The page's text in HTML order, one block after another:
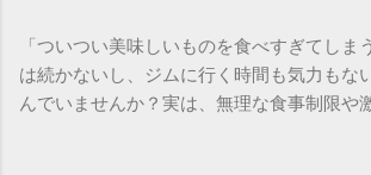
「ついつい美味しいものを食べすぎてしま
は続かないし、ジムに行く時間も気力もな
んでいませんか？実は、無理な食事制限や
法はあります。長年維持している僕の習慣